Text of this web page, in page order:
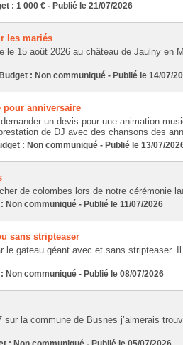
: 1 000 € - Publié le 21/07/2026
les mariés
le 15 août 2026 au château de Jaulny en
: Non communiqué - Publié le 14/07/
anniversaire
un devis pour une animation
de DJ avec des chansons des
: Non communiqué - Publié le 13/07/
de colombes lors de notre cérémonie
Non communiqué - Publié le 11/07/2026
sans stripteaser
le gateau géant avec et sans stripteaser.
Non communiqué - Publié le 08/07/2026
la commune de Busnes j’aimerais